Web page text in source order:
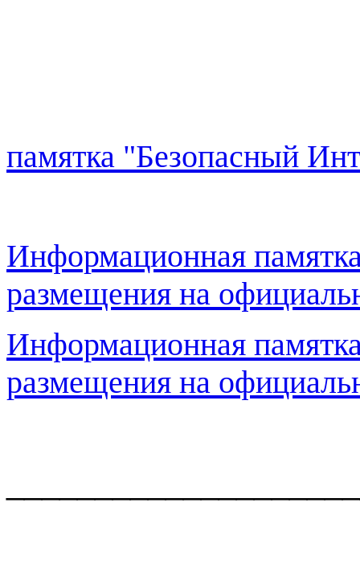
памятка "Безопасный
Информационная
размещения на
Информационная
размещения на